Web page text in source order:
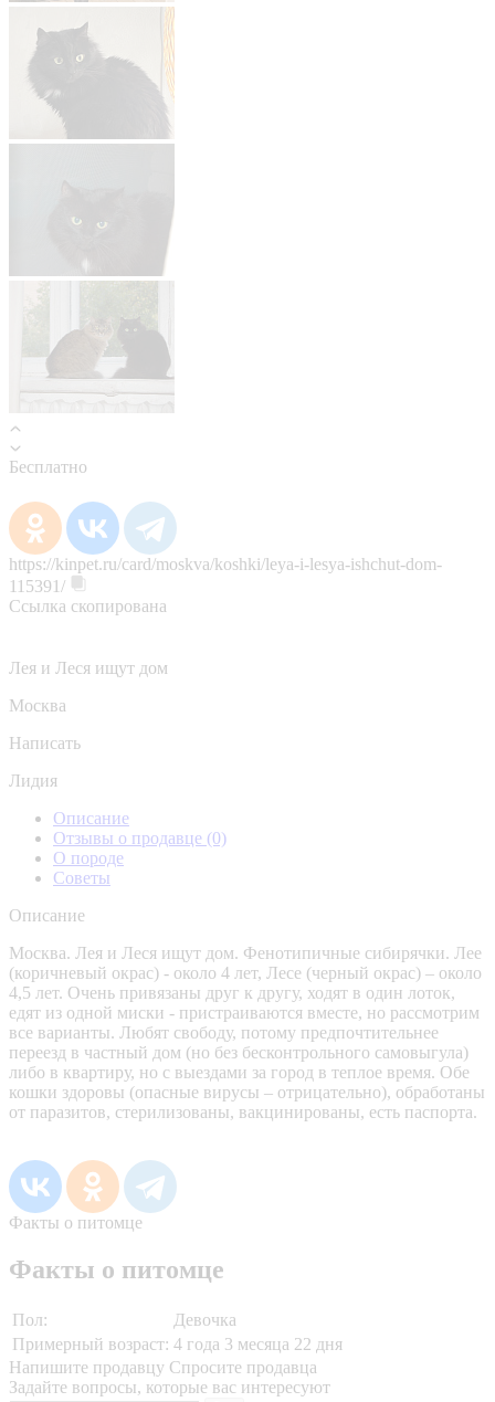
Бесплатно
https://kinpet.ru/card/moskva/koshki/leya-i-lesya-ishchut-dom-
115391/
Ссылка скопирована
Лея и Леся ищут дом
Москва
Написать
Лидия
Описание
Отзывы о продавце (0)
О породе
Советы
Описание
Москва. Лея и Леся ищут дом. Фенотипичные сибирячки. Лее
(коричневый окрас) - около 4 лет, Лесе (черный окрас) – около
4,5 лет. Очень привязаны друг к другу, ходят в один лоток,
едят из одной миски - пристраиваются вместе, но рассмотрим
все варианты. Любят свободу, потому предпочтительнее
переезд в частный дом (но без бесконтрольного самовыгула)
либо в квартиру, но с выездами за город в теплое время. Обе
кошки здоровы (опасные вирусы – отрицательно), обработаны
от паразитов, стерилизованы, вакцинированы, есть паспорта.
Факты о питомце
Факты о питомце
Пол:
Девочка
Примерный возраст: 4 года 3 месяца 22 дня
Напишите продавцу Спросите продавца
Задайте вопросы, которые вас интересуют